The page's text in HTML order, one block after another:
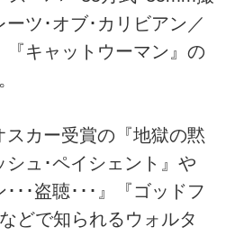
ツ･オブ･カリビアン／
『キャットウーマン』の
カー受賞の『地獄の黙
ュ･ペイシェント』や
･･･盗聴･･･』『ゴッドフ
どで知られるウォルタ